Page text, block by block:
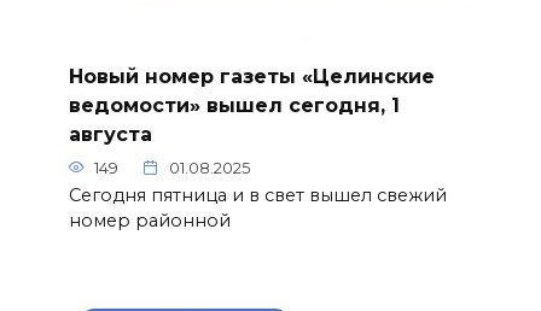
Новый номер газеты «Целинские
ведомости» вышел сегодня, 1
августа
149 01.08.2025
Сегодня пятница и в свет вышел свежий
номер районной